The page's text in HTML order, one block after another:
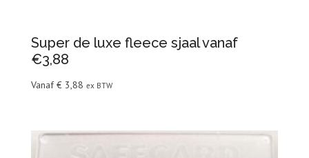
Super de luxe fleece sjaal vanaf
€3,88
Vanaf€ 3,88 ex BTW